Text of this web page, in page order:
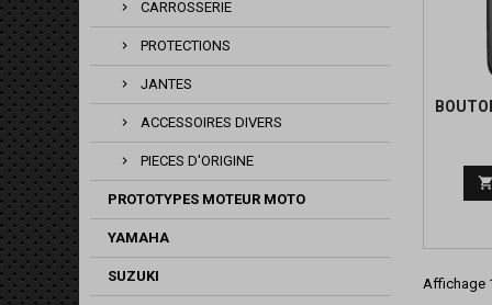
CARROSSERIE
PROTECTIONS
JANTES
ACCESSOIRES DIVERS
PIECES D'ORIGINE
PROTOTYPES MOTEUR MOTO
YAMAHA
SUZUKI Affichage